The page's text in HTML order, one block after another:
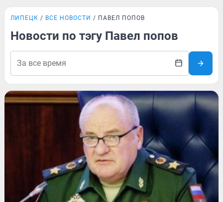
ЛИПЕЦК ВСЕ НОВОСТИ ПАВЕЛ ПОПОВ
Новости по тэгу Павел попов